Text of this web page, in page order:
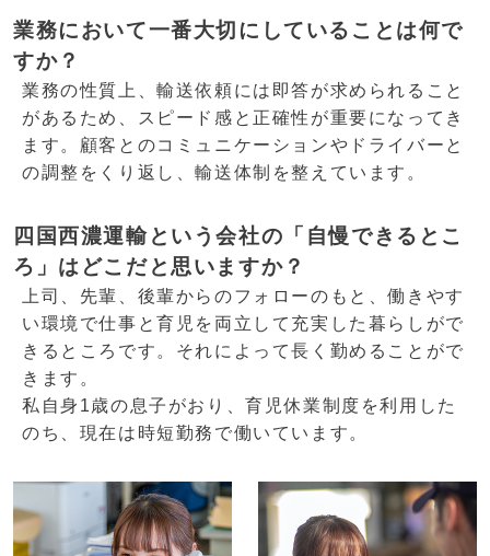
業務において一番大切にしていることは何で
すか？
業務の性質上、輸送依頼には即答が求められること
があるため、スピード感と正確性が重要になってき
ます。顧客とのコミュニケーションやドライバーと
の調整をくり返し、輸送体制を整えています。
四国西濃運輸という会社の「自慢できるとこ
ろ」はどこだと思いますか？
上司、先輩、後輩からのフォローのもと、働きやす
い環境で仕事と育児を両立して充実した暮らしがで
きるところです。それによって長く勤めることがで
きます。
私自身1歳の息子がおり、育児休業制度を利用した
のち、現在は時短勤務で働いています。